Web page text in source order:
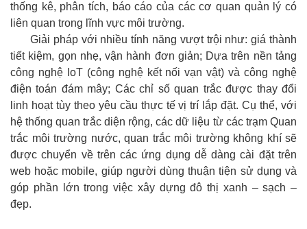
thống kê, phân tích, báo cáo của các cơ quan quản lý có
liên quan trong lĩnh vực môi trường.
Giải pháp với nhiều tính năng vượt trội như: giá thành
tiết kiệm, gọn nhẹ, vận hành đơn giản; Dựa trên nền tảng
công nghệ IoT (công nghệ kết nối vạn vật) và công nghệ
điện toán đám mây; Các chỉ số quan trắc được thay đổi
linh hoạt tùy theo yêu cầu thực tế vị trí lắp đặt. Cụ thể, với
hệ thống quan trắc diện rộng, các dữ liệu từ các trạm Quan
trắc môi trường nước, quan trắc môi trường không khí sẽ
được chuyển về trên các ứng dụng dễ dàng cài đặt trên
web hoặc mobile, giúp người dùng thuận tiện sử dụng và
góp phần lớn trong việc xây dựng đô thị xanh – sạch –
đẹp.